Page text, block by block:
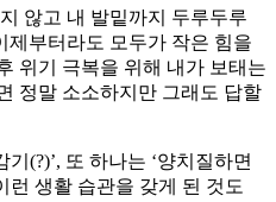
않고 내 발밑까지 두루두루
제부터라도 모두가 작은 힘을
위기 극복을 위해 내가 보태는
정말 소소하지만 그래도 답할
(?)’, 또 하나는 ‘양치질하면
런 생활 습관을 갖게 된 것도